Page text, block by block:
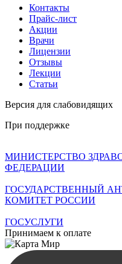
Контакты
Прайс-лист
Акции
Врачи
Лицензии
Отзывы
Лекции
Статьи
Версия для слабовидящих
При поддержке
МИНИСТЕРСТВО
ФЕДЕРАЦИИ
ГОСУДАРСТВЕННЫЙ
КОМИТЕТ РОССИИ
ГОСУСЛУГИ
Принимаем к оплате